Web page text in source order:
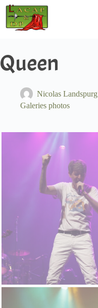
Passer
contenu
Queen
Nicolas Landspurg
Galeries photos